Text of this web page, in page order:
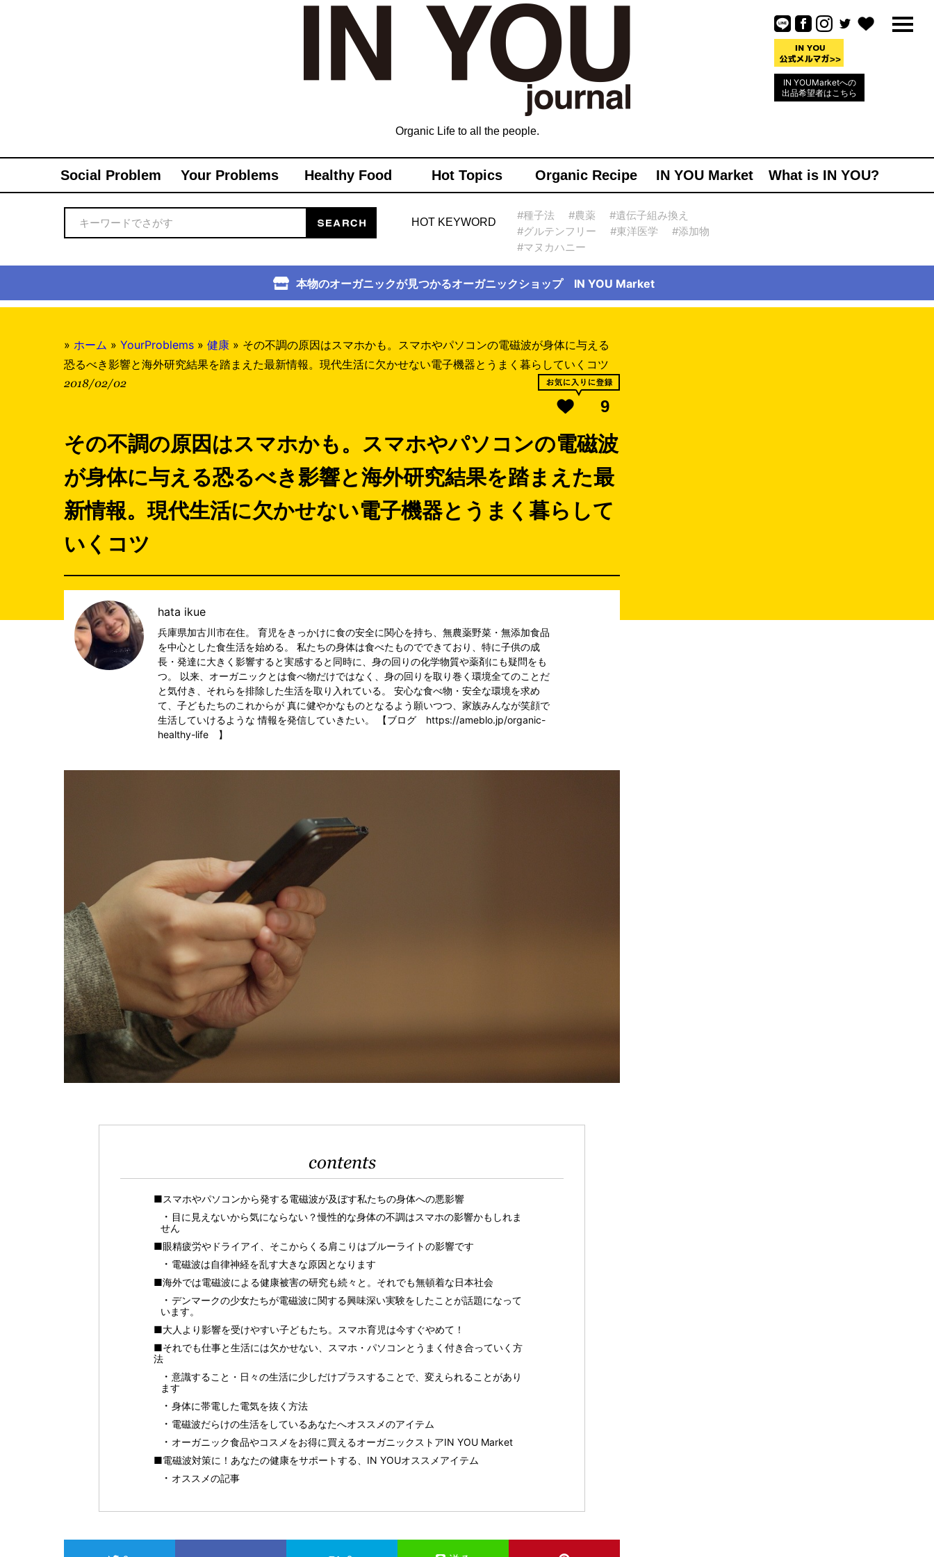
IN YOUMarketへの
出品希望者はこちら
Organic Life to all the people.
Social Problem Your Problems Healthy Food Hot Topics Organic Recipe IN YOU Market What is IN YOU?
HOT KEYWORD
#種子法 #農薬
#遺伝子組み換え
#グルテンフリー
#東洋医学
#添加物
#マヌカハニー
本物のオーガニックが見つかるオーガニックショップ IN YOU Market
» ホーム » YourProblems » 健康 » その不調の原因はスマホかも。スマホやパソコンの電磁波が身体に与える
恐るべき影響と海外研究結果を踏まえた最新情報。現代生活に欠かせない電子機器とうまく暮らしていくコツ
2018/02/02
9
その不調の原因はスマホかも。スマホやパソコンの電磁波
が身体に与える恐るべき影響と海外研究結果を踏まえた最
新情報。現代生活に欠かせない電子機器とうまく暮らして
いくコツ
hata ikue
兵庫県加古川市在住。 育児をきっかけに食の安全に関心を持ち、無農薬野菜・無添加食品
を中心とした食生活を始める。 私たちの身体は食べたものでできており、特に子供の成
長・発達に大きく影響すると実感すると同時に、身の回りの化学物質や薬剤にも疑問をも
つ。 以来、オーガニックとは食べ物だけではなく、身の回りを取り巻く環境全てのことだ
と気付き、それらを排除した生活を取り入れている。 安心な食べ物・安全な環境を求め
て、子どもたちのこれからが 真に健やかなものとなるよう願いつつ、家族みんなが笑顔で
生活していけるような 情報を発信していきたい。 【ブログ https://ameblo.jp/organic-
healthy-life 】
contents
■スマホやパソコンから発する電磁波が及ぼす私たちの身体への悪影響
目に見えないから気にならない？慢性的な身体の不調はスマホの影響かもしれま
せん
■眼精疲労やドライアイ、そこからくる肩こりはブルーライトの影響です
電磁波は自律神経を乱す大きな原因となります
■海外では電磁波による健康被害の研究も続々と。それでも無頓着な日本社会
デンマークの少女たちが電磁波に関する興味深い実験をしたことが話題になって
います。
■大人より影響を受けやすい子どもたち。スマホ育児は今すぐやめて！
■それでも仕事と生活には欠かせない、スマホ・パソコンとうまく付き合っていく方
法
意識すること・日々の生活に少しだけプラスすることで、変えられることがあり
ます
身体に帯電した電気を抜く方法
電磁波だらけの生活をしているあなたへオススメのアイテム
オーガニック食品やコスメをお得に買えるオーガニックストアIN YOU Market
■電磁波対策に！あなたの健康をサポートする、IN YOUオススメアイテム
オススメの記事